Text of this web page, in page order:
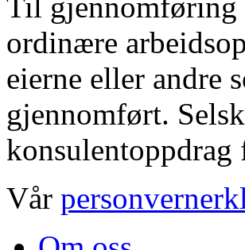
ordinære
eierne eller andre
gjennomført.
konsulentoppdrag
Vår